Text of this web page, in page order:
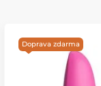
Doprava zdarma